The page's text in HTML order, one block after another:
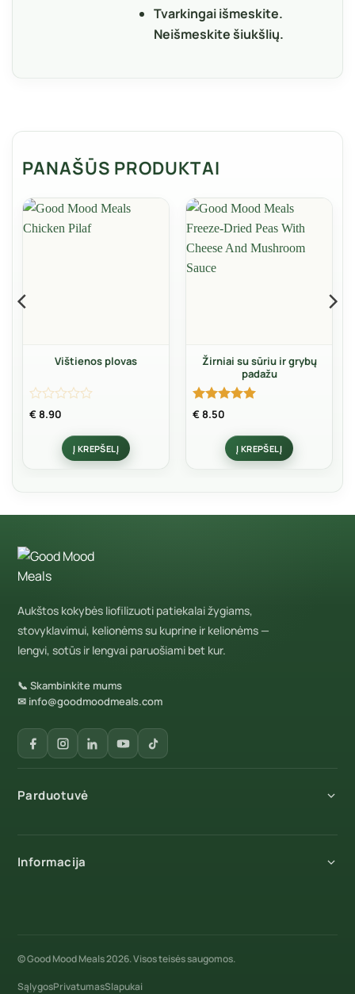
Tvarkingai išmeskite.
Neišmeskite šiukšlių.
PANAŠŪS PRODUKTAI
Vištienos plovas
Įvertinimas:
€8.90
Į KREPŠELĮ
Žirniai su sūriu ir grybų
padažu
Įvertinimas:
€8.50
Į KREPŠELĮ
Aukštos kokybės liofilizuoti patiekalai žygiams,
stovyklavimui, kelionėms su kuprine ir kelionėms —
lengvi, sotūs ir lengvai paruošiami bet kur.
📞 Skambinkite mums
✉ info@goodmoodmeals.com
Parduotuvė
Desertai
Informacija
© Good Mood Meals 2026. Visos teisės saugomos.
SąlygosPrivatumasSlapukai